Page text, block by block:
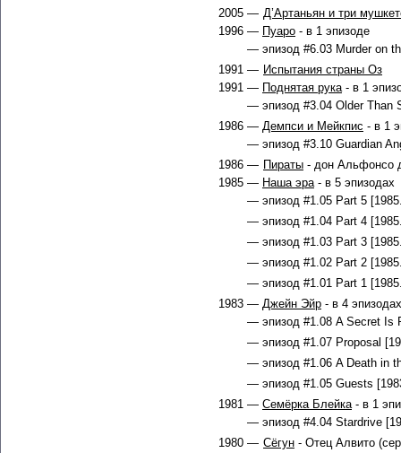
2005 — Д’Артаньян и три
1996 — Пуаро - в 1 эпизоде
— эпизод #6.03 Murder on
1991 — Испытания страны Оз
1991 — Поднятая рука- в 1
— эпизод #3.04 Older Than
1986 — Демпси и Мейкпис - в 1
— эпизод #3.10 Guardian
1986 — Пираты - дон Альфонсо
1985 — Наша эра- в 5 эпизодах
— эпизод #1.05 Part 5
— эпизод #1.04 Part 4
— эпизод #1.03 Part 3
— эпизод #1.02 Part 2
— эпизод #1.01 Part 1
1983 — Джейн Эйр - в 4 эпизодах
— эпизод #1.08 A Secret Is
— эпизод #1.07 Proposal
— эпизод #1.06 A Death in
— эпизод #1.05 Guests
1981 — Семёрка Блейка- в 1
— эпизод #4.04 Stardrive
1980 — Сёгун - Отец Алвито